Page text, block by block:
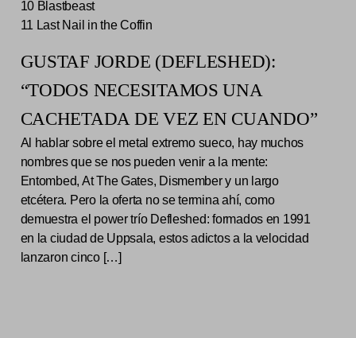
10 Blastbeast
11 Last Nail in the Coffin
GUSTAF JORDE (DEFLESHED):
“TODOS NECESITAMOS UNA
CACHETADA DE VEZ EN CUANDO”
Al hablar sobre el metal extremo sueco, hay muchos
nombres que se nos pueden venir a la mente:
Entombed, At The Gates, Dismember y un largo
etcétera. Pero la oferta no se termina ahí, como
demuestra el power trío Defleshed: formados en 1991
en la ciudad de Uppsala, estos adictos a la velocidad
lanzaron cinco […]